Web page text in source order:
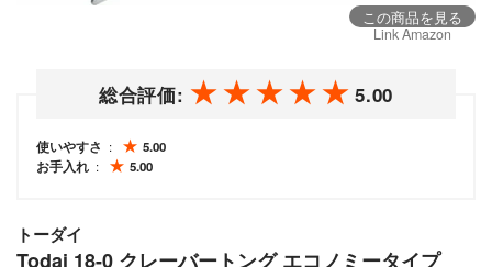
この商品を見る
Link Amazon
総合評価: 5.00
使いやすさ
5.00
お手入れ
5.00
トーダイ
Todai 18-0 クレーバートング エコノミータイプ